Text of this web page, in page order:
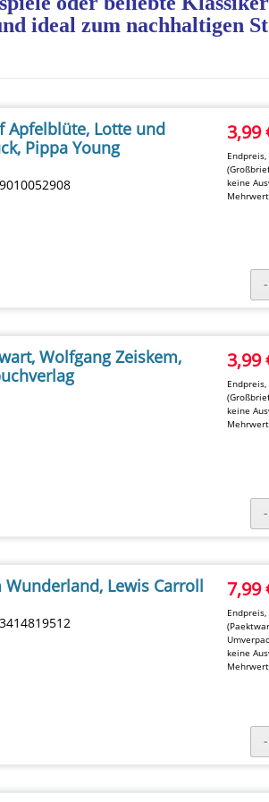
ideal zum nachhaltigen
Apfelblüte, Lotte und
Pippa Young
3,99
keine
Wolfgang Zeiskem,
3,99
keine
Wunderland, Lewis Carroll 7,99
keine